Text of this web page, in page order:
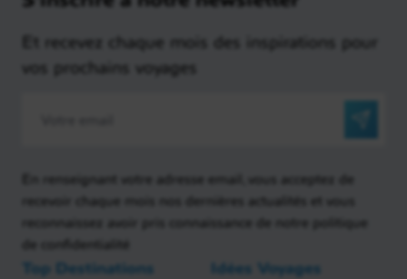
Et recevez chaque mois des inspirations pour
vos prochains voyages
En renseignant votre adresse email, vous acceptez de
recevoir chaque mois nos dernières actualités et vous
reconnaissez avoir pris connaissance de notre politique
de confidentialité
Top Destinations Idées Voyages